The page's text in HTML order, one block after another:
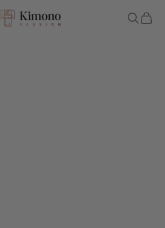
Kimono Passion
Search
Cart